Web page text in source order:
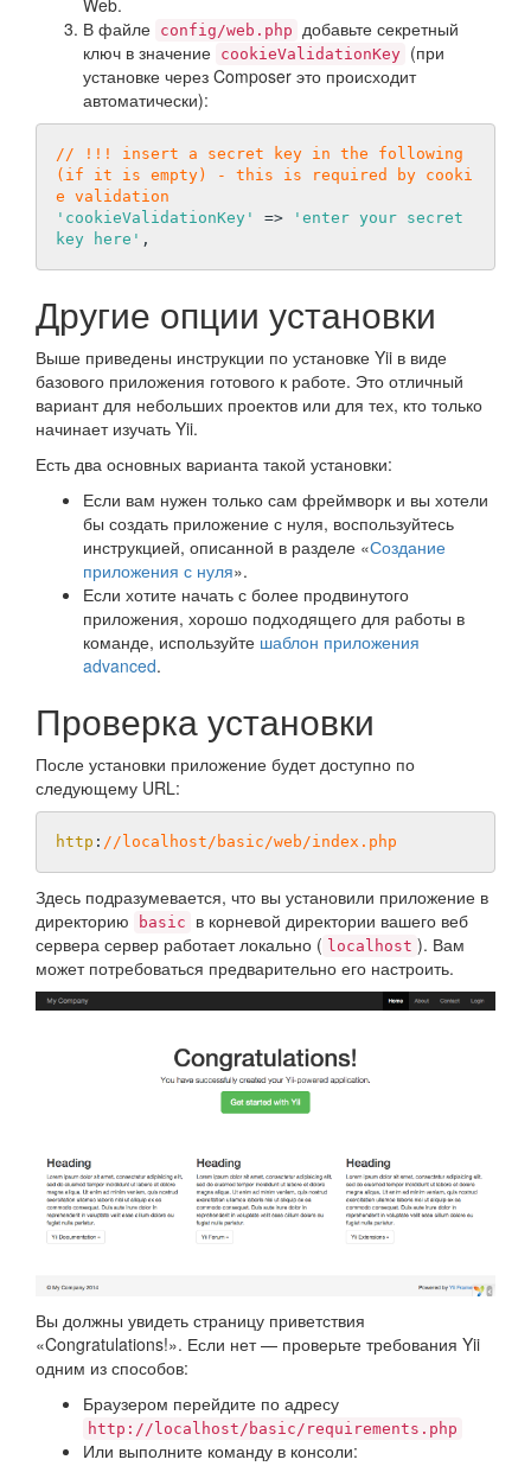
Web.
В файле config/web.php добавьте секретный
ключ в значение cookieValidationKey (при
установке через Composer это происходит
автоматически):
// !!! insert a secret key in the following
(if it is empty) - this is required by cooki
e validation
'cookieValidationKey'
=>
'enter your secret
key here'
Другие опции установки
Выше приведены инструкции по установке Yii в виде
базового приложения готового к работе. Это отличный
вариант для небольших проектов или для тех, кто только
начинает изучать Yii.
Есть два основных варианта такой установки:
Если вам нужен только сам фреймворк и вы хотели
бы создать приложение с нуля, воспользуйтесь
инструкцией, описанной в разделе «Создание
приложения с нуля».
Если хотите начать с более продвинутого
приложения, хорошо подходящего для работы в
команде, используйте шаблон приложения
advanced.
Проверка установки
После установки приложение будет доступно по
следующему URL:
http : //localhost/basic/web/index.php
Здесь подразумевается, что вы установили приложение в
директорию
basic
в корневой директории вашего веб
сервера сервер работает локально ( localhost ). Вам
может потребоваться предварительно его настроить.
Вы должны увидеть страницу приветствия
«Congratulations!». Если нет — проверьте требования Yii
одним из способов:
Браузером перейдите по адресу
http://localhost/basic/requirements.php
Или выполните команду в консоли: